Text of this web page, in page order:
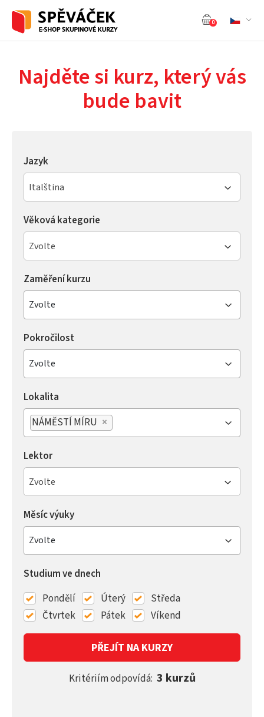
0
Najděte si kurz, který vás
bude bavit
Jazyk
Italština
Věková kategorie
Zvolte
Zaměření kurzu
Zvolte
Pokročilost
Zvolte
Lokalita
×
NÁMĚSTÍ MÍRU
Lektor
Zvolte
Měsíc výuky
Zvolte
Studium ve dnech
Pondělí
Úterý
Středa
Čtvrtek
Pátek Víkend
PŘEJÍT NA KURZY
Kritériím odpovídá: 3 kurzů